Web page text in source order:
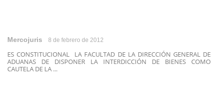
Mercojuris 8 de febrero de 2012
ES CONSTITUCIONAL LA FACULTAD DE LA DIRECCIÓN GENERAL DE
ADUANAS DE DISPONER LA INTERDICCIÓN DE BIENES COMO
CAUTELA DE LA ...